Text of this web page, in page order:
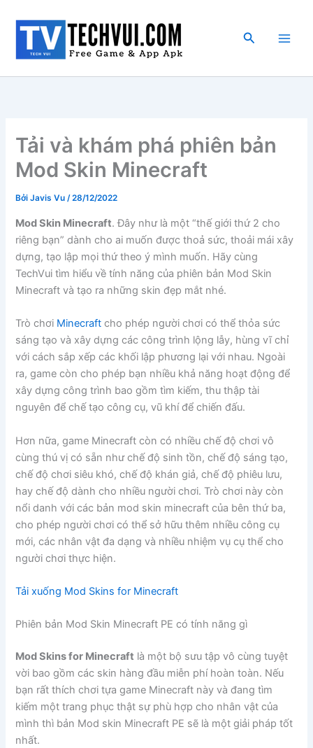
dung
Tìm
Tải và khám phá phiên bản
Mod Skin Minecraft
BởiJavis Vu/28/12/2022
Mod Skin Minecraft. Đây như là một “thế giới thứ 2 cho
riêng bạn” dành cho ai muốn được thoả sức, thoải mái xây
dựng, tạo lập mọi thứ theo ý mình muốn. Hãy cùng
TechVui tìm hiểu về tính năng của phiên bản Mod Skin
Minecraft và tạo ra những skin đẹp mắt nhé.
Trò chơi Minecraft cho phép người chơi có thể thỏa sức
sáng tạo và xây dựng các công trình lộng lẫy, hùng vĩ chỉ
với cách sắp xếp các khối lập phương lại với nhau. Ngoài
ra, game còn cho phép bạn nhiều khả năng hoạt động để
xây dựng công trình bao gồm tìm kiếm, thu thập tài
nguyên để chế tạo công cụ, vũ khí để chiến đấu.
Hơn nữa, game Minecraft còn có nhiều chế độ chơi vô
cùng thú vị có sẵn như chế độ sinh tồn, chế độ sáng tạo,
chế độ chơi siêu khó, chế độ khán giả, chế độ phiêu lưu,
hay chế độ dành cho nhiều người chơi. Trò chơi này còn
nổi danh với các bản mod skin minecraft của bên thứ ba,
cho phép người chơi có thể sở hữu thêm nhiều công cụ
mới, các nhân vật đa dạng và nhiều nhiệm vụ cụ thể cho
người chơi thực hiện.
Tải xuống Mod Skins for Minecraft
Phiên bản Mod Skin Minecraft PE có tính năng gì
Mod Skins for Minecraft là một bộ sưu tập vô cùng tuyệt
vời bao gồm các skin hàng đầu miễn phí hoàn toàn. Nếu
bạn rất thích chơi tựa game Minecraft này và đang tìm
kiếm một trang phục thật sự phù hợp cho nhân vật của
mình thì bản Mod skin Minecraft PE sẽ là một giải pháp tốt
nhất.